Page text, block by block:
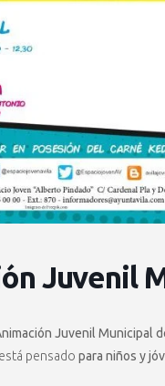
Juvenil
Juvenil Municipal
pensado para niños y